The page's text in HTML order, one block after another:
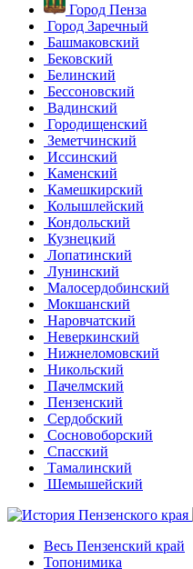
Город Пенза
Город Заречный
Башмаковский
Бековский
Белинский
Бессоновский
Вадинский
Городищенский
Земетчинский
Иссинский
Каменский
Камешкирский
Колышлейский
Кондольский
Кузнецкий
Лопатинский
Лунинский
Малосердобинский
Мокшанский
Наровчатский
Неверкинский
Нижнеломовский
Никольский
Пачелмский
Пензенский
Сердобский
Сосновоборский
Спасский
Тамалинский
Шемышейский
Весь Пензенский край
Топонимика